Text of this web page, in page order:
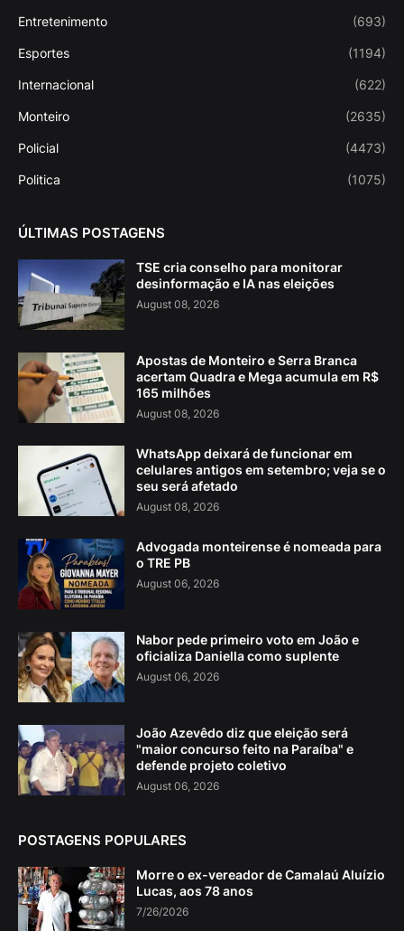
Entretenimento (693)
Esportes (1194)
Internacional (622)
Monteiro (2635)
Policial (4473)
Politica (1075)
ÚLTIMAS POSTAGENS
TSE cria conselho para monitorar
desinformação e IA nas eleições
August 08, 2026
Apostas de Monteiro e Serra Branca
acertam Quadra e Mega acumula em R$
165 milhões
August 08, 2026
WhatsApp deixará de funcionar em
celulares antigos em setembro; veja se o
seu será afetado
August 08, 2026
Advogada monteirense é nomeada para
o TRE PB
August 06, 2026
Nabor pede primeiro voto em João e
oficializa Daniella como suplente
August 06, 2026
João Azevêdo diz que eleição será
"maior concurso feito na Paraíba" e
defende projeto coletivo
August 06, 2026
POSTAGENS POPULARES
Morre o ex-vereador de Camalaú Aluízio
Lucas, aos 78 anos
7/26/2026